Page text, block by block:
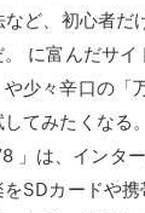
ど、初心者だ
に富んだサイ
少々辛口の「
てみたくなる
」は、インタ
SDカードや